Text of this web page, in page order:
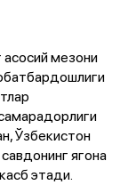
асосий мезони
Ўзбекистон
ягона
этади.